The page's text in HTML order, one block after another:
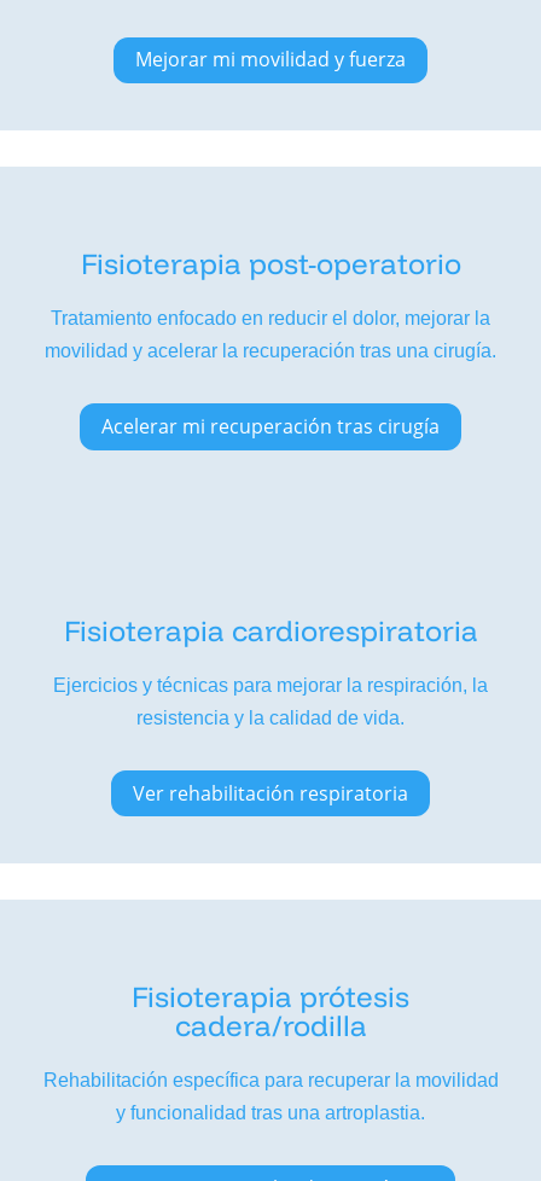
Mejorar mi movilidad y fuerza
Fisioterapia post-operatorio
Tratamiento enfocado en reducir el dolor, mejorar la
movilidad y acelerar la recuperación tras una cirugía.
Acelerar mi recuperación tras cirugía
Fisioterapia cardiorespiratoria
Ejercicios y técnicas para mejorar la respiración, la
resistencia y la calidad de vida.
Ver rehabilitación respiratoria
Fisioterapia prótesis
cadera/rodilla
Rehabilitación específica para recuperar la movilidad
y funcionalidad tras una artroplastia.